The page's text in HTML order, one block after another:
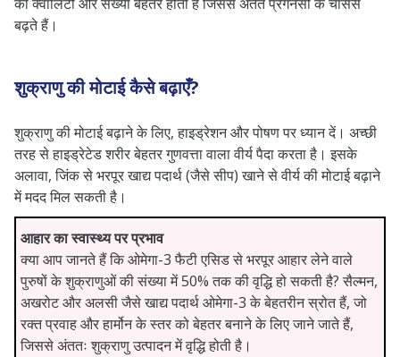
बढ़ते हैं।
शुक्राणु की मोटाई कैसे बढ़ाएँ?
शुक्राणु की मोटाई बढ़ाने के लिए, हाइड्रेशन और पोषण पर ध्यान दें। अच्छी
तरह से हाइड्रेटेड शरीर बेहतर गुणवत्ता वाला वीर्य पैदा करता है। इसके
अलावा, जिंक से भरपूर खाद्य पदार्थ (जैसे सीप) खाने से वीर्य की मोटाई बढ़ाने
में मदद मिल सकती है।
आहार का स्वास्थ्य पर प्रभाव
क्या आप जानते हैं कि ओमेगा-3 फैटी एसिड से भरपूर आहार लेने वाले
पुरुषों के शुक्राणुओं की संख्या में 50% तक की वृद्धि हो सकती है? सैल्मन,
अखरोट और अलसी जैसे खाद्य पदार्थ ओमेगा-3 के बेहतरीन स्रोत हैं, जो
रक्त प्रवाह और हार्मोन के स्तर को बेहतर बनाने के लिए जाने जाते हैं,
जिससे अंततः शुक्राणु उत्पादन में वृद्धि होती है।